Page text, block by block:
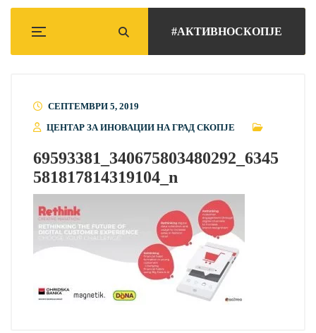
#АКТИВНОСКОПЈЕ
СЕПТЕМВРИ 5, 2019
ЦЕНТАР ЗА ИНОВАЦИИ НА ГРАД СКОПЈЕ
69593381_340675803480292_6345
581817814319104_n